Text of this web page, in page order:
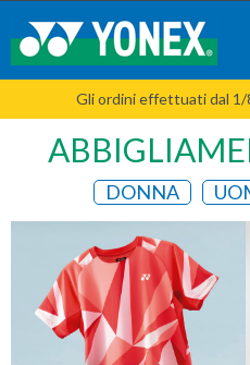
Gli ordini effettuati dal 1/
DONNA